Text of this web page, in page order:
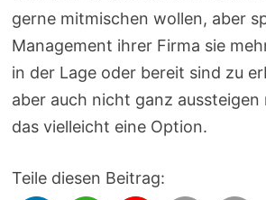
gerne mitmischen wollen, aber
Management ihrer Firma sie
in der Lage oder bereit sind zu
aber auch nicht ganz
das vielleicht eine Option.
Teile diesen Beitrag: